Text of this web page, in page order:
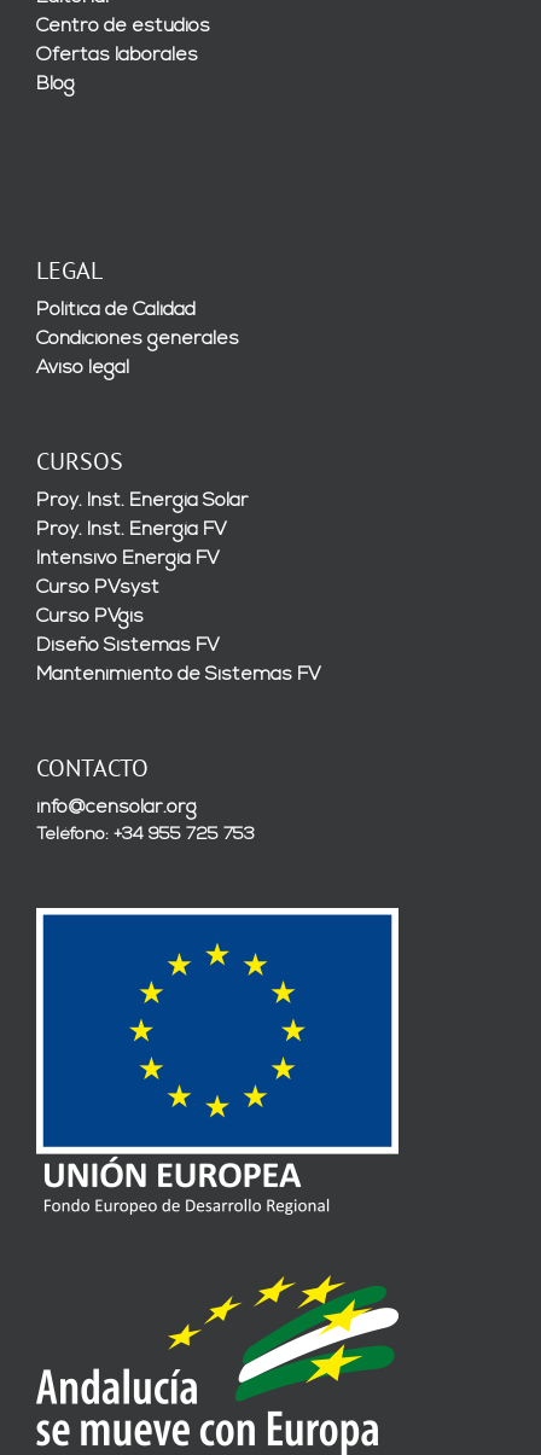
Centro de estudios
Ofertas laborales
Blog
LEGAL
Política de Calidad
Condiciones generales
Aviso legal
CURSOS
Proy. Inst. Energía Solar
Proy. Inst. Energía FV
Intensivo Energía FV
Curso PVsyst
Curso PVgis
Diseño Sistemas FV
Mantenimiento de Sistemas FV
CONTACTO
info@censolar.org
Teléfono: +34 955 725 753